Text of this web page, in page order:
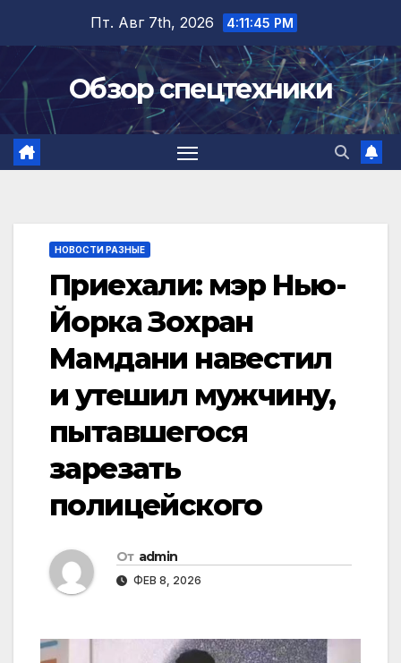
содержимому
Пт. Авг 7th, 2026 4:11:45 PM
Обзор спецтехники
НОВОСТИ РАЗНЫЕ
Приехали: мэр Нью-
Йорка Зохран
Мамдани навестил
и утешил мужчину,
пытавшегося
зарезать
полицейского
От admin
ФЕВ 8, 2026